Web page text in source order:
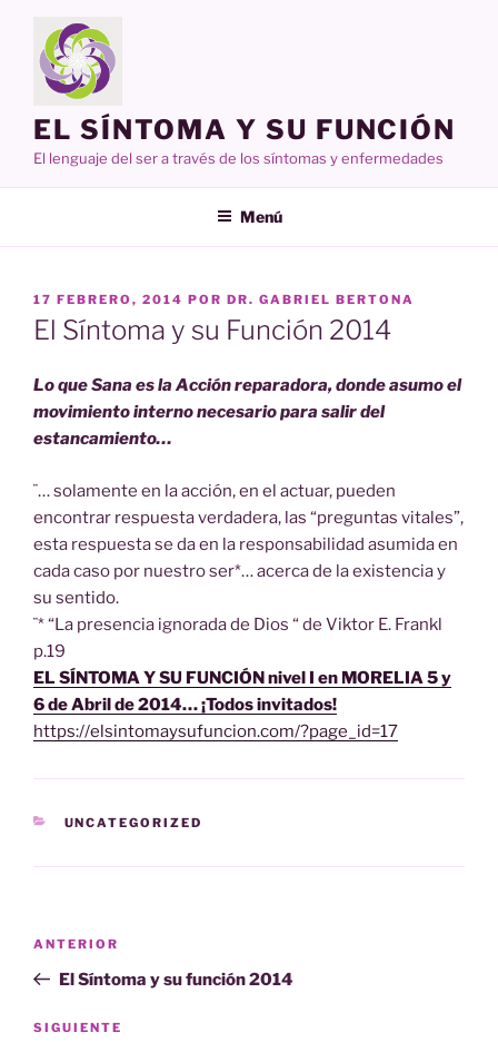
contenido
EL SÍNTOMA Y SU FUNCIÓN
El lenguaje del ser a través de los síntomas y enfermedades
Menú
PUBLICADO
EN
17 FEBRERO, 2014 POR DR. GABRIEL BERTONA
El Síntoma y su Función 2014
Lo que Sana es la Acción reparadora, donde asumo el
movimiento interno necesario para salir del
estancamiento…
¨… solamente en la acción, en el actuar, pueden
encontrar respuesta verdadera, las “preguntas vitales”,
esta respuesta se da en la responsabilidad asumida en
cada caso por nuestro ser*… acerca de la existencia y
su sentido.
¨* “La presencia ignorada de Dios “ de Viktor E. Frankl
p.19
EL SÍNTOMA Y SU FUNCIÓN nivel I en MORELIA 5 y
6 de Abril de 2014… ¡Todos invitados!
https://elsintomaysufuncion.com/?page_id=17
CATEGORÍAS
UNCATEGORIZED
entradas
Entrada
anterior:
ANTERIOR
El Síntoma y su función 2014
Siguiente
SIGUIENTE